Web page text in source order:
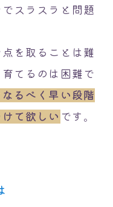
スラスラと問題
を取ることは難
てるのは困難で
るべく早い段階
て欲しい です。